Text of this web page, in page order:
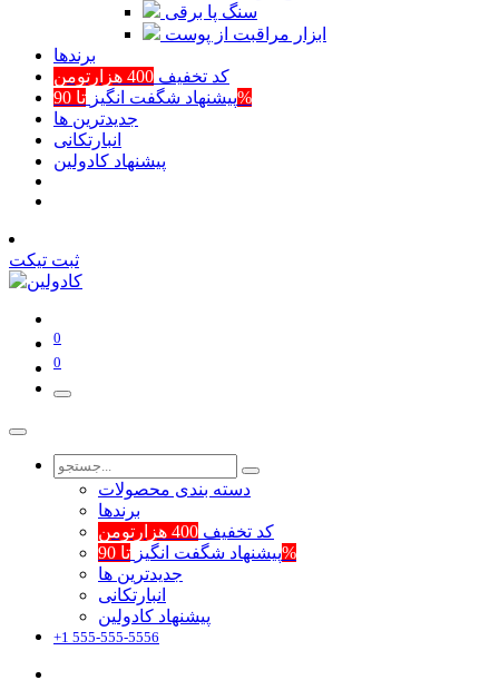
سنگ پا برقی
ابزار مراقبت از پوست
برند‌ها
کد تخفیف 400 هزارتومن
پیشنهاد شگفت انگیزتا 90%
جدیدترین ها
انبارتکانی
پیشنهاد کادولین
ثبت تیکت
0
0
دسته بندی محصولات
برند‌ها
کد تخفیف 400 هزارتومن
پیشنهاد شگفت انگیزتا 90%
جدیدترین ها
انبارتکانی
پیشنهاد کادولین
+1 555-555-5556